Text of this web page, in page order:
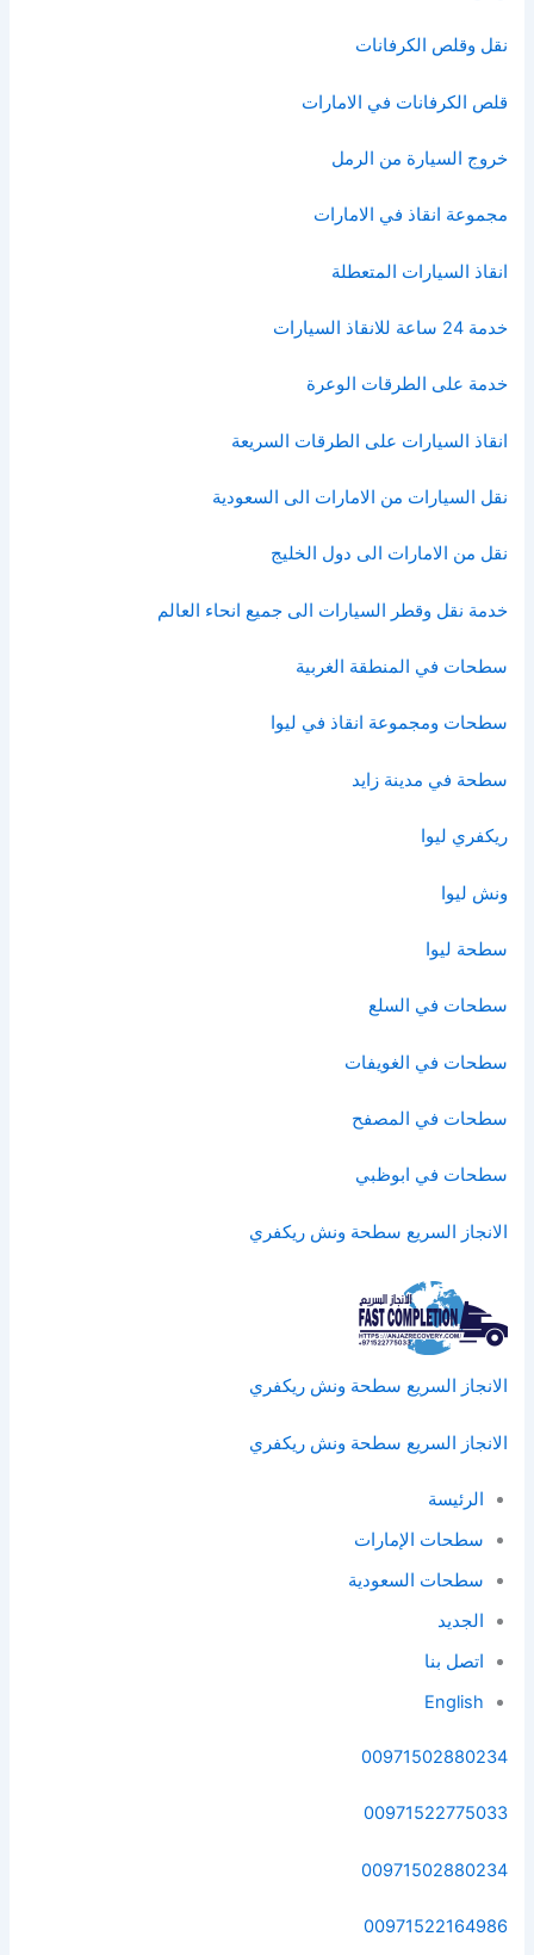
نقل وقلص الكرفانات
قلص الكرفانات في الامارات
خروج السيارة من الرمل
مجموعة انقاذ في الامارات
انقاذ السيارات المتعطلة
خدمة 24 ساعة للانقاذ السيارات
خدمة على الطرقات الوعرة
انقاذ السيارات على الطرقات السريعة
نقل السيارات من الامارات الى السعودية
نقل من الامارات الى دول الخليج
خدمة نقل وقطر السيارات الى جميع انحاء العالم
سطحات في المنطقة الغربية
سطحات ومجموعة انقاذ في ليوا
سطحة في مدينة زايد
ريكفري ليوا
ونش ليوا
سطحة ليوا
سطحات في السلع
سطحات في الغويفات
سطحات في المصفح
سطحات في ابوظبي
الانجاز السريع سطحة ونش ريكفري
الانجاز السريع سطحة ونش ريكفري
الانجاز السريع سطحة ونش ريكفري
الرئيسة
سطحات الإمارات
سطحات السعودية
الجديد
اتصل بنا
English
00971502880234
00971522775033
00971502880234
00971522164986